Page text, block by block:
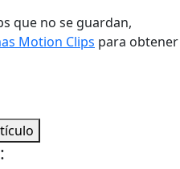
que no se guardan,
Motion Clips para obtener